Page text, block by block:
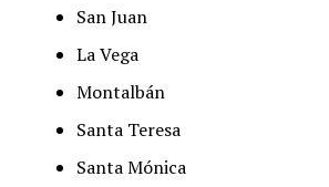
San Juan
La Vega
Montalbán
Santa Teresa
Santa Mónica